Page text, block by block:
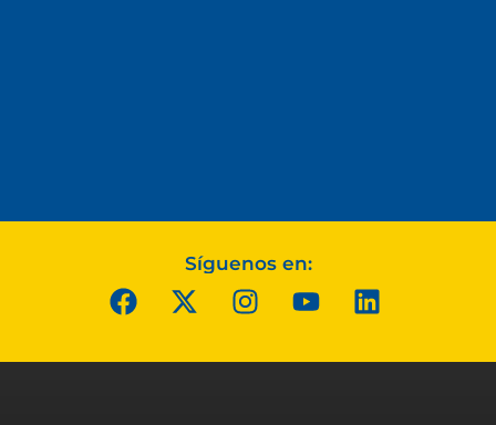
Síguenos en: